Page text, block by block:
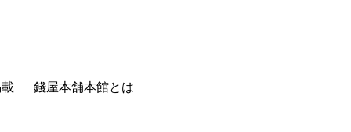
錢屋本舗本館とは